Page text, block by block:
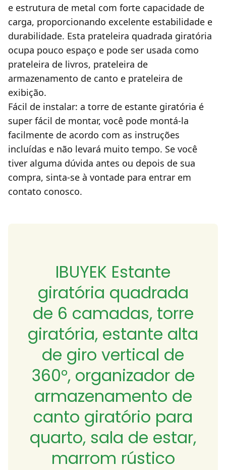
e estrutura de metal com forte capacidade de
carga, proporcionando excelente estabilidade e
durabilidade. Esta prateleira quadrada giratória
ocupa pouco espaço e pode ser usada como
prateleira de livros, prateleira de
armazenamento de canto e prateleira de
exibição.
Fácil de instalar: a torre de estante giratória é
super fácil de montar, você pode montá-la
facilmente de acordo com as instruções
incluídas e não levará muito tempo. Se você
tiver alguma dúvida antes ou depois de sua
compra, sinta-se à vontade para entrar em
contato conosco.
IBUYEK Estante
giratória quadrada
de 6 camadas, torre
giratória, estante alta
de giro vertical de
360°, organizador de
armazenamento de
canto giratório para
quarto, sala de estar,
marrom rústico